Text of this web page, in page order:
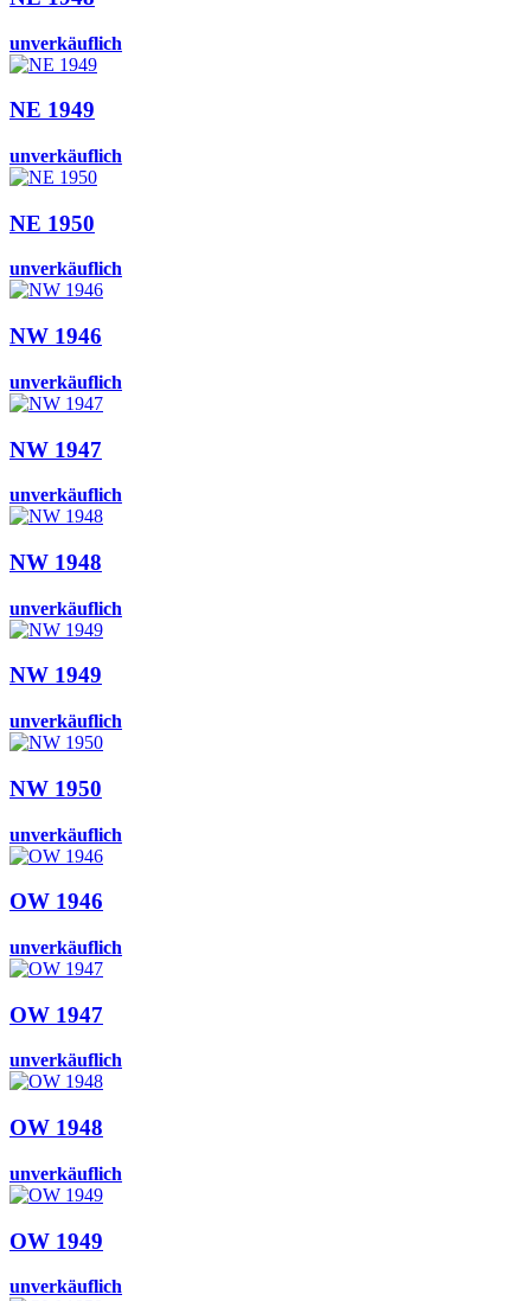
unverkäuflich
NE 1949
unverkäuflich
NE 1950
unverkäuflich
NW 1946
unverkäuflich
NW 1947
unverkäuflich
NW 1948
unverkäuflich
NW 1949
unverkäuflich
NW 1950
unverkäuflich
OW 1946
unverkäuflich
OW 1947
unverkäuflich
OW 1948
unverkäuflich
OW 1949
unverkäuflich